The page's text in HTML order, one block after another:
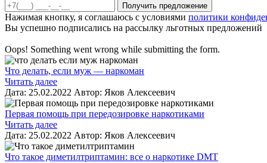
Нажимая кнопку, я соглашаюсь с условиями политики
Вы успешно подписались на рассылку льготных предложений
Oops! Something went wrong while submitting the form.
Что делать, если муж — наркоман
Читать далее
Дата: 25.02.2022 Автор: Яков Алексеевич
Первая помощь при передозировке наркотиками
Читать далее
Дата: 25.02.2022 Автор: Яков Алексеевич
Что такое диметилтриптамин: все о наркотике DMT